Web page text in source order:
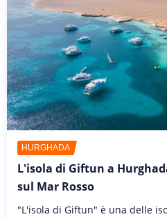
HURGHADA
L'isola di Giftun a
sul Mar Rosso
"L'isola di Giftun" è una delle